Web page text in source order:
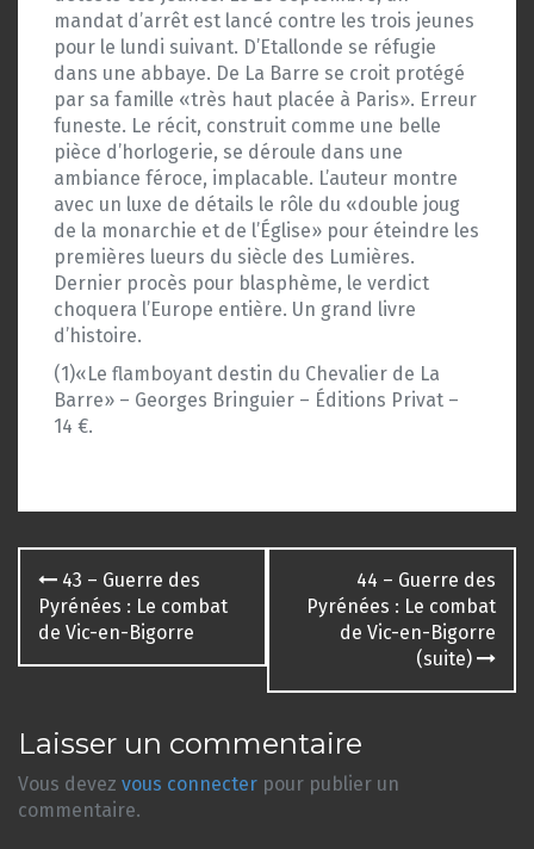
mandat d’arrêt est lancé contre les trois jeunes
pour le lundi suivant. D’Etallonde se réfugie
dans une abbaye. De La Barre se croit protégé
par sa famille «très haut placée à Paris». Erreur
funeste. Le récit, construit comme une belle
pièce d’horlogerie, se déroule dans une
ambiance féroce, implacable. L’auteur montre
avec un luxe de détails le rôle du «double joug
de la monarchie et de l’Église» pour éteindre les
premières lueurs du siècle des Lumières.
Dernier procès pour blasphème, le verdict
choquera l’Europe entière. Un grand livre
d’histoire.
(1)«Le flamboyant destin du Chevalier de La
Barre» – Georges Bringuier – Éditions Privat –
14 €.
Navigation
des
articles
43 – Guerre des
Pyrénées : Le combat
de Vic-en-Bigorre
44 – Guerre des
Pyrénées : Le combat
de Vic-en-Bigorre
(suite)
Laisser un commentaire
Vous devez vous connecter pour publier un
commentaire.